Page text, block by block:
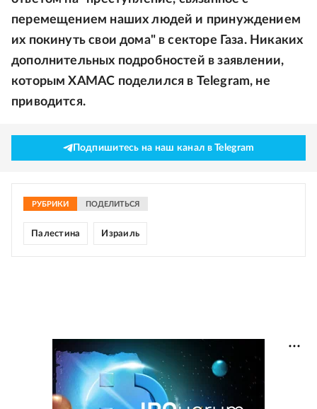
перемещением наших людей и принуждением
их покинуть свои дома" в секторе Газа. Никаких
дополнительных подробностей в заявлении,
которым ХАМАС поделился в Telegram, не
приводится.
Подпишитесь на наш канал в Telegram
РУБРИКИ ПОДЕЛИТЬСЯ
Палестина Израиль